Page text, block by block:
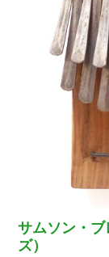
サムソン・ブ
ズ）